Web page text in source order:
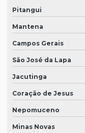
Pitangui
Mantena
Campos Gerais
São José da Lapa
Jacutinga
Coração de Jesus
Nepomuceno
Minas Novas